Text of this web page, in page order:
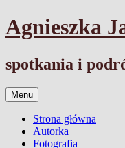
Przejdź
do
Agnieszka
spotkania i
Menu
Strona główna
Autorka
Fotografia